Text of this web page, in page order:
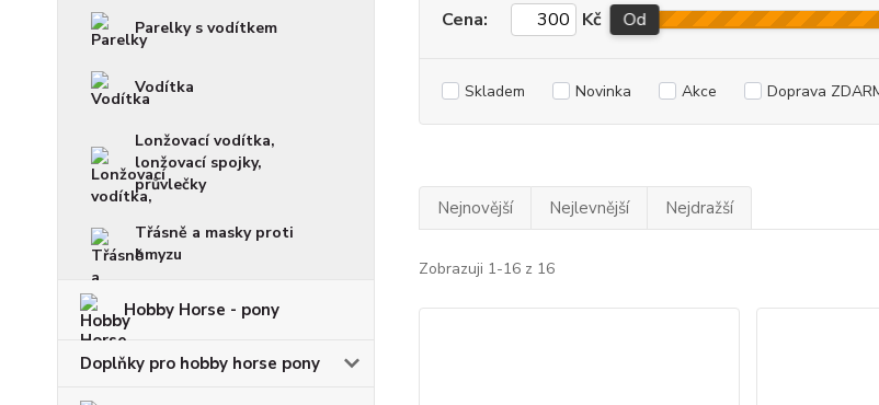
Parelky s vodítkem
Vodítka
Lonžovací vodítka,
lonžovací spojky,
průvlečky
Třásně a masky proti
hmyzu
Hobby Horse - pony
Doplňky pro hobby horse pony
Cena: Kč Od
Skladem Novinka Akce Doprava
Nejnovější Nejlevnější Nejdražší
Zobrazuji 1-16 z 16